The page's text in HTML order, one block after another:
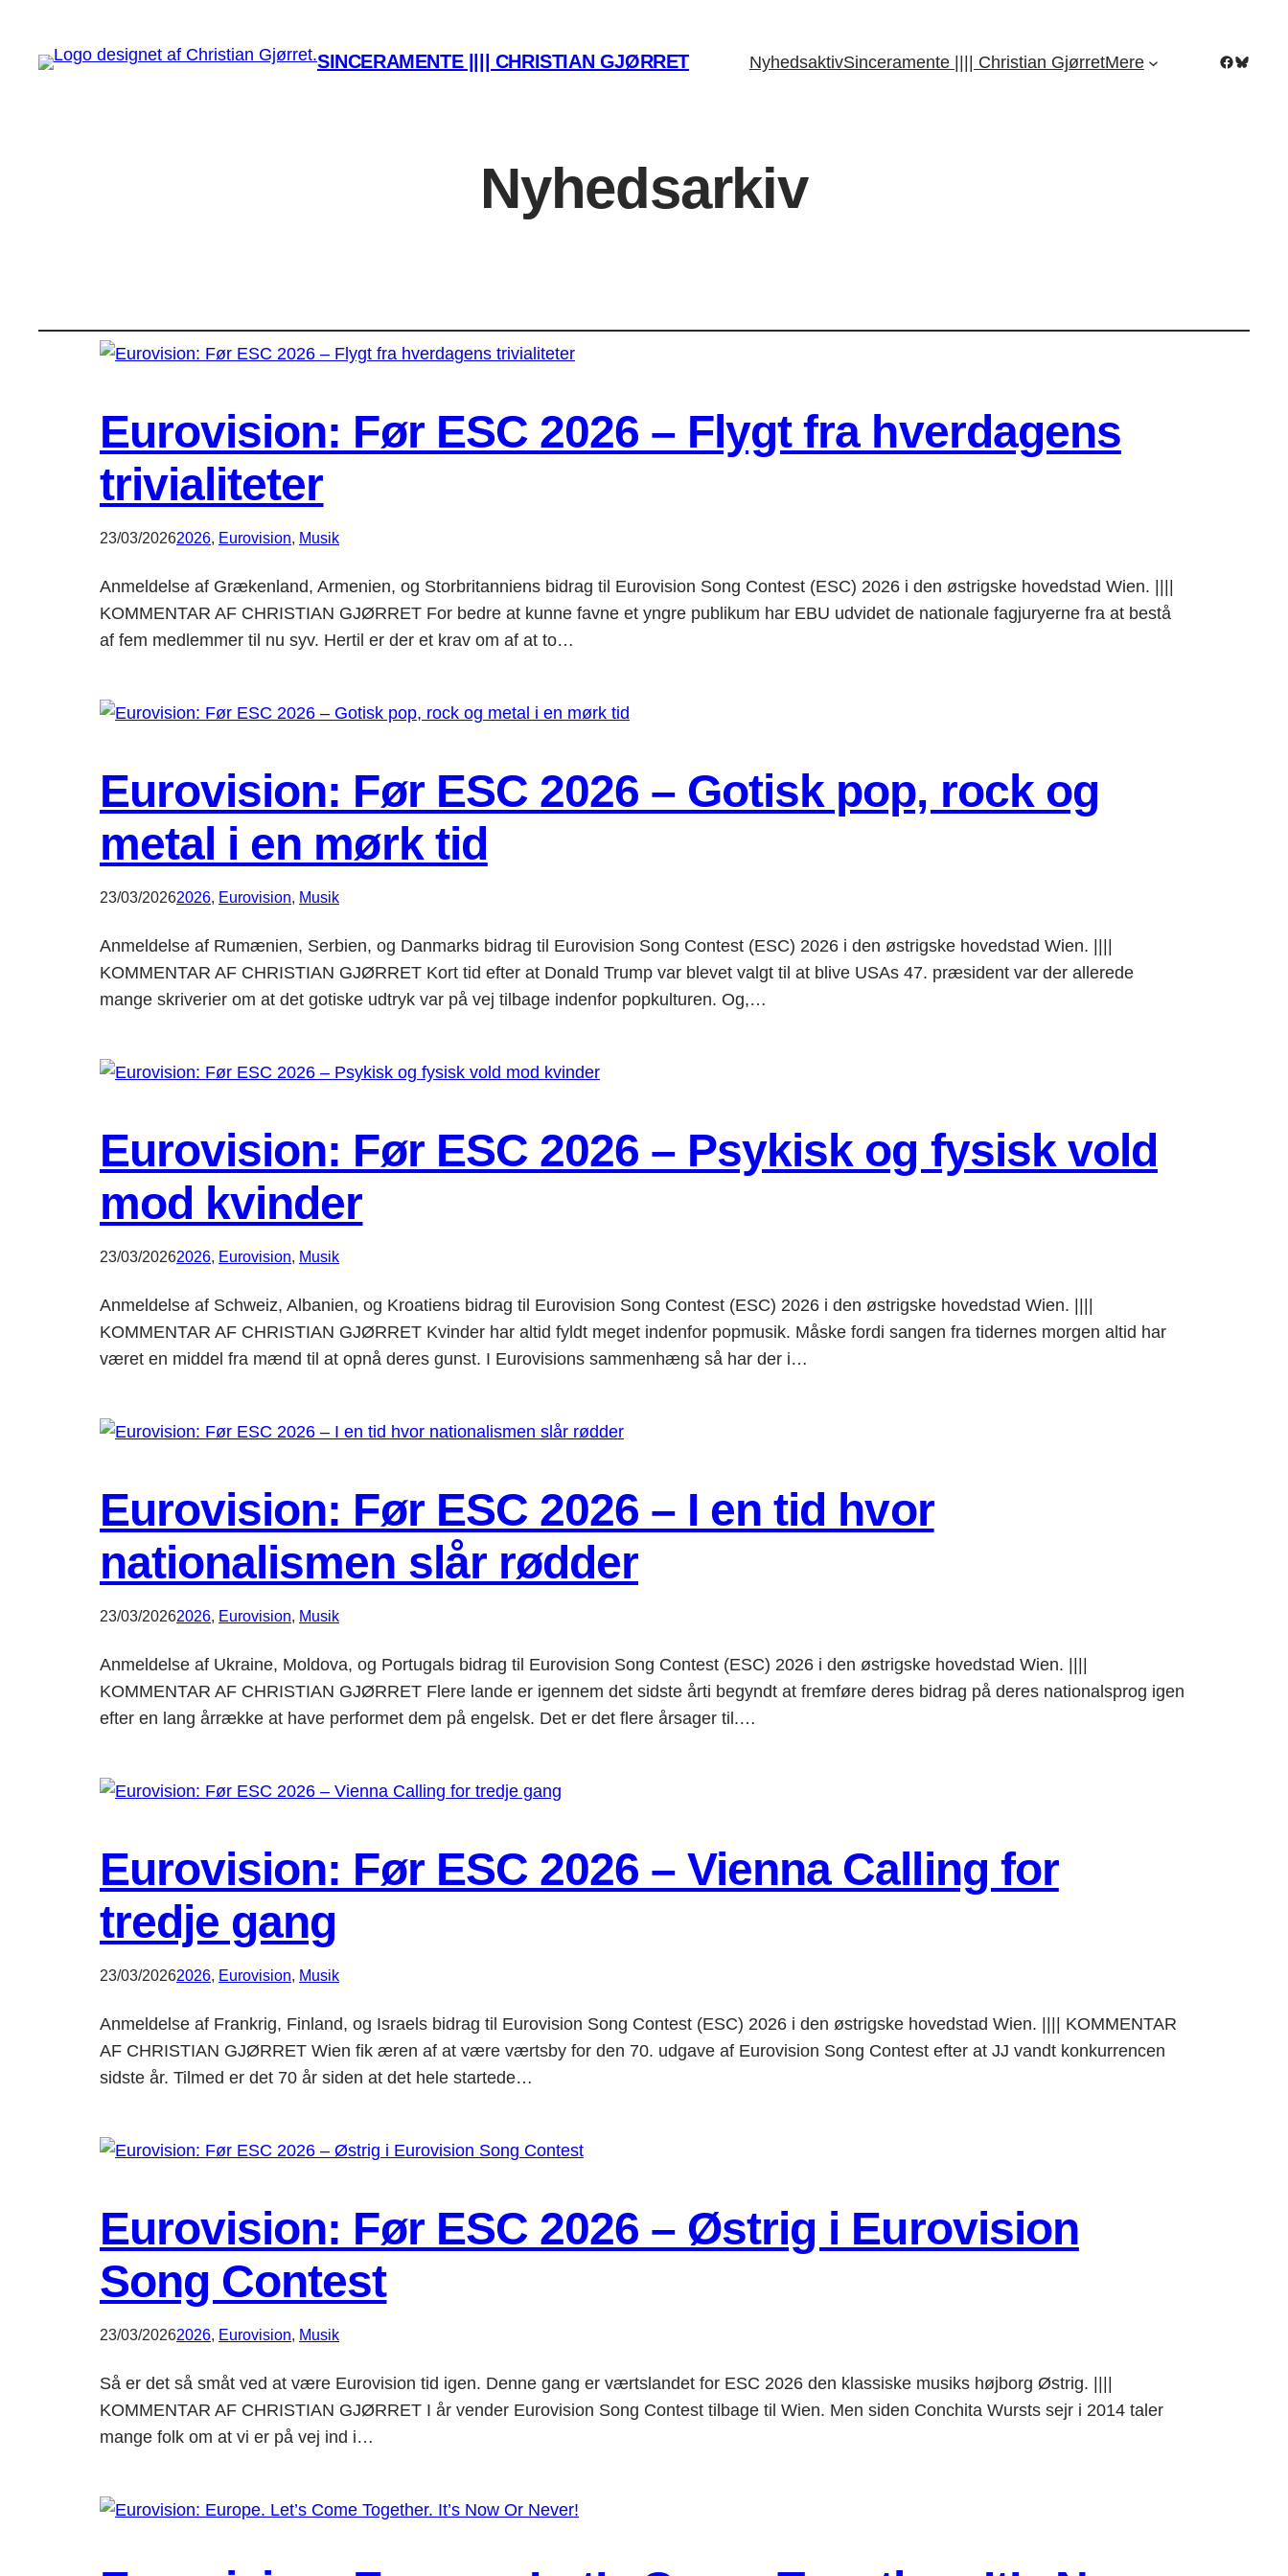
SINCERAMENTE |||| CHRISTIAN GJØRRET NyhedsaktivSinceramente |||| Christian GjørretMere Facebook
Bluesky
Nyhedsarkiv
Eurovision: Før ESC 2026 – Flygt fra hverdagens
trivialiteter
23/03/20262026, Eurovision, Musik
Anmeldelse af Grækenland, Armenien, og Storbritanniens bidrag til Eurovision Song Contest (ESC) 2026 i den østrigske hovedstad Wien. ||||
KOMMENTAR AF CHRISTIAN GJØRRET For bedre at kunne favne et yngre publikum har EBU udvidet de nationale fagjuryerne fra at bestå
af fem medlemmer til nu syv. Hertil er der et krav om af at to…
Eurovision: Før ESC 2026 – Gotisk pop, rock og
metal i en mørk tid
23/03/20262026, Eurovision, Musik
Anmeldelse af Rumænien, Serbien, og Danmarks bidrag til Eurovision Song Contest (ESC) 2026 i den østrigske hovedstad Wien. ||||
KOMMENTAR AF CHRISTIAN GJØRRET Kort tid efter at Donald Trump var blevet valgt til at blive USAs 47. præsident var der allerede
mange skriverier om at det gotiske udtryk var på vej tilbage indenfor popkulturen. Og,…
Eurovision: Før ESC 2026 – Psykisk og fysisk vold
mod kvinder
23/03/20262026, Eurovision, Musik
Anmeldelse af Schweiz, Albanien, og Kroatiens bidrag til Eurovision Song Contest (ESC) 2026 i den østrigske hovedstad Wien. ||||
KOMMENTAR AF CHRISTIAN GJØRRET Kvinder har altid fyldt meget indenfor popmusik. Måske fordi sangen fra tidernes morgen altid har
været en middel fra mænd til at opnå deres gunst. I Eurovisions sammenhæng så har der i…
Eurovision: Før ESC 2026 – I en tid hvor
nationalismen slår rødder
23/03/20262026, Eurovision, Musik
Anmeldelse af Ukraine, Moldova, og Portugals bidrag til Eurovision Song Contest (ESC) 2026 i den østrigske hovedstad Wien. ||||
KOMMENTAR AF CHRISTIAN GJØRRET Flere lande er igennem det sidste årti begyndt at fremføre deres bidrag på deres nationalsprog igen
efter en lang årrække at have performet dem på engelsk. Det er det flere årsager til.…
Eurovision: Før ESC 2026 – Vienna Calling for
tredje gang
23/03/20262026, Eurovision, Musik
Anmeldelse af Frankrig, Finland, og Israels bidrag til Eurovision Song Contest (ESC) 2026 i den østrigske hovedstad Wien. |||| KOMMENTAR
AF CHRISTIAN GJØRRET Wien fik æren af at være værtsby for den 70. udgave af Eurovision Song Contest efter at JJ vandt konkurrencen
sidste år. Tilmed er det 70 år siden at det hele startede…
Eurovision: Før ESC 2026 – Østrig i Eurovision
Song Contest
23/03/20262026, Eurovision, Musik
Så er det så småt ved at være Eurovision tid igen. Denne gang er værtslandet for ESC 2026 den klassiske musiks højborg Østrig. ||||
KOMMENTAR AF CHRISTIAN GJØRRET I år vender Eurovision Song Contest tilbage til Wien. Men siden Conchita Wursts sejr i 2014 taler
mange folk om at vi er på vej ind i…